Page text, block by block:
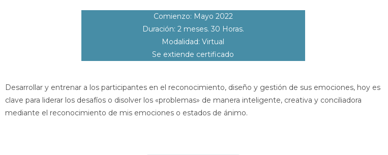
Comienzo: Mayo 2022
Duración: 2 meses. 30 Horas.
Modalidad: Virtual
Se extiende certificado
Desarrollar y entrenar a los participantes en el reconocimiento, diseño y gestión de sus emociones, hoy es
clave para liderar los desafíos o disolver los «problemas» de manera inteligente, creativa y conciliadora
mediante el reconocimiento de mis emociones o estados de ánimo.